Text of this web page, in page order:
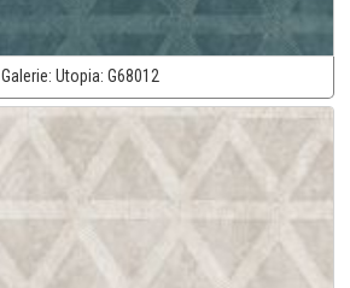
Galerie: Utopia: G68012